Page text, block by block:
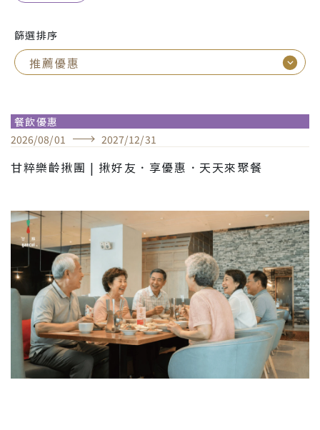
篩選排序
餐飲優惠
2026/08/01 2027/12/31
甘粹樂齡揪團 | 揪好友．享優惠．天天來聚餐